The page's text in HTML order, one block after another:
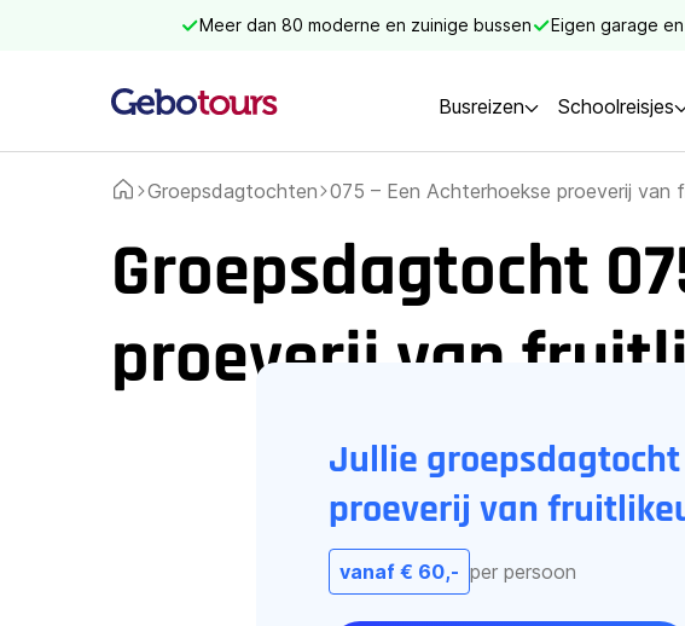
Meer dan 80 moderne en zuinige bussen Eigen garage
Busreizen Schoolreisjes
HomeGroepsdagtochten 075 – Een Achterhoekse proeverij van
Groepsdagtocht
proeverij van
Jullie groepsdagtocht
proeverij van
vanaf € 60,- per persoon